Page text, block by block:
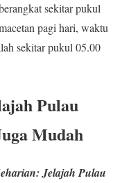
sekitar pukul
pagi hari, waktu
sekitar pukul 05.00
Pulau
Mudah
Jelajah Pulau